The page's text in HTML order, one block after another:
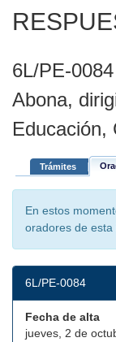
6L/PE-
Abona,
Educación,
Trámites
En estos
oradores de esta
6L/PE-0084
Fecha de alta
jueves, 2 de